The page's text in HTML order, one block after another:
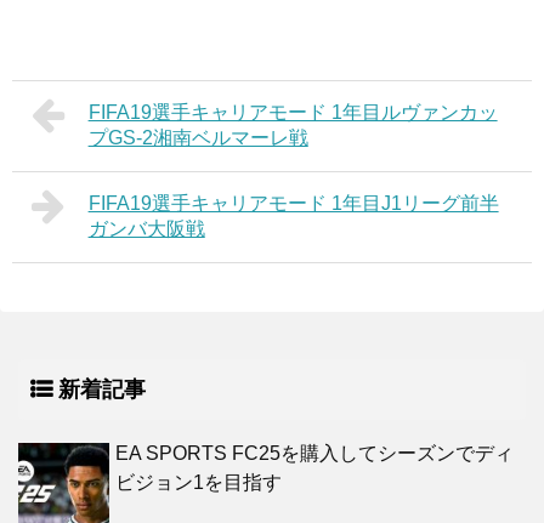
FIFA19選手キャリアモード 1年目ルヴァンカッ
プGS-2湘南ベルマーレ戦
FIFA19選手キャリアモード 1年目J1リーグ前半
ガンバ大阪戦
新着記事
EA SPORTS FC25を購入してシーズンでディ
ビジョン1を目指す